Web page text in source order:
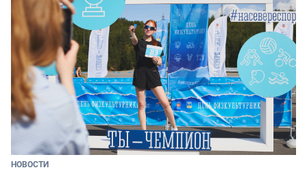
НОВОСТИ